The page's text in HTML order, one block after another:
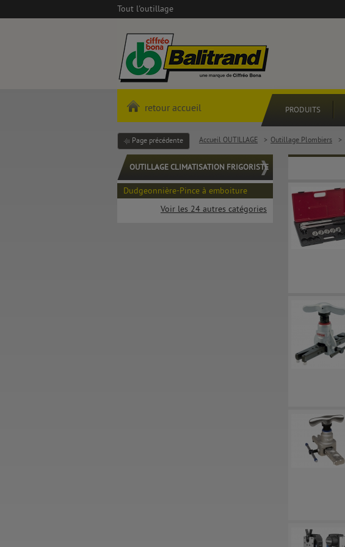
Tout l'outillage
retour accueil PRODUITS
Page précédente Accueil OUTILLAGE > Outillage Plombiers >
OUTILLAGE CLIMATISATION FRIGORISTE
Dudgeonnière-Pince à emboiture
Voir les 24 autres catégories